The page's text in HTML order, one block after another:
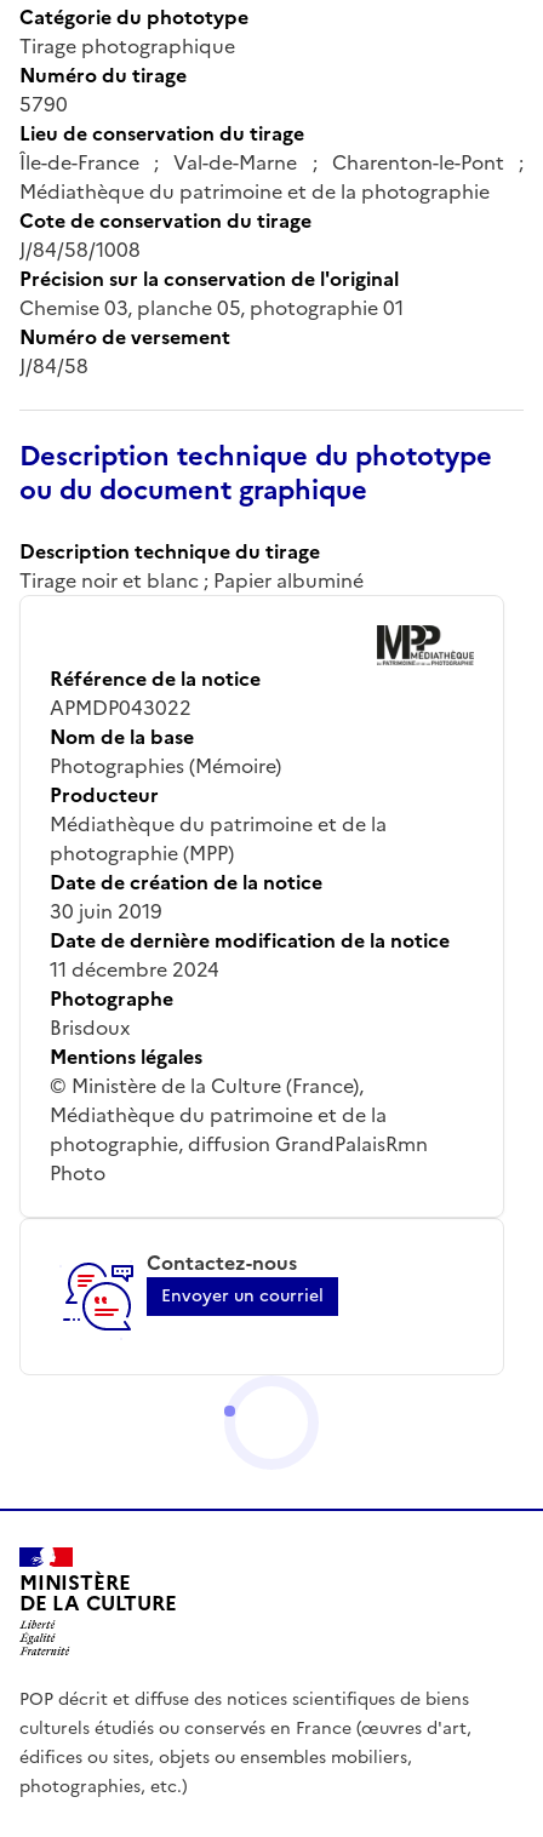
Catégorie du phototype
Tirage photographique
Numéro du tirage
5790
Lieu de conservation du tirage
Île-de-France ; Val-de-Marne ; Charenton-le-Pont ;
Médiathèque du patrimoine et de la photographie
Cote de conservation du tirage
J/84/58/1008
Précision sur la conservation de l'original
Chemise 03, planche 05, photographie 01
Numéro de versement
J/84/58
Description technique du phototype
ou du document graphique
Description technique du tirage
Tirage noir et blanc ; Papier albuminé
Référence de la notice
APMDP043022
Nom de la base
Photographies (Mémoire)
Producteur
Médiathèque du patrimoine et de la
photographie (MPP)
Date de création de la notice
30 juin 2019
Date de dernière modification de la notice
11 décembre 2024
Photographe
Brisdoux
Mentions légales
© Ministère de la Culture (France),
Médiathèque du patrimoine et de la
photographie, diffusion GrandPalaisRmn
Photo
Contactez-nous
Envoyer un courriel
MINISTÈRE
DE LA CULTURE
POP décrit et diffuse des notices scientifiques de biens
culturels étudiés ou conservés en France (œuvres d'art,
édifices ou sites, objets ou ensembles mobiliers,
photographies, etc.)